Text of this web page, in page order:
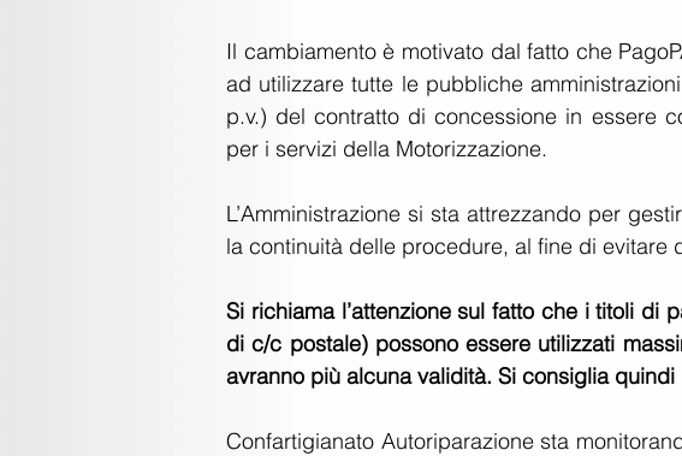
Il cambiamento è motivato dal fatto che
ad utilizzare tutte le pubbliche
p.v.) del contratto di concessione in essere
per i servizi della Motorizzazione.
L’Amministrazione si sta attrezzando per
la continuità delle procedure, al fine di evitare
Si richiama l’attenzione sul fatto che i titoli di
di c/c postale) possono essere utilizzati
avranno più alcuna validità. Si consiglia
Confartigianato Autoriparazione sta